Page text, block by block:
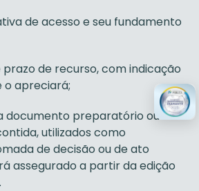
de acesso e seu fundamento
prazo de recurso, com indicação
o apreciará;
documento preparatório ou
utilizados como
de decisão ou de ato
assegurado a partir da edição